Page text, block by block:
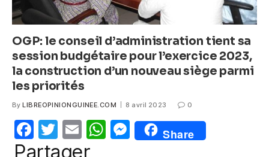
OGP: le conseil d’administration tient sa
session budgétaire pour l’exercice 2023,
la construction d’un nouveau siège parmi
les priorités
By LIBREOPINIONGUINEE.COM 8 avril 2023 0
F
a
T
w
E
m
W M
e
Share
Partager